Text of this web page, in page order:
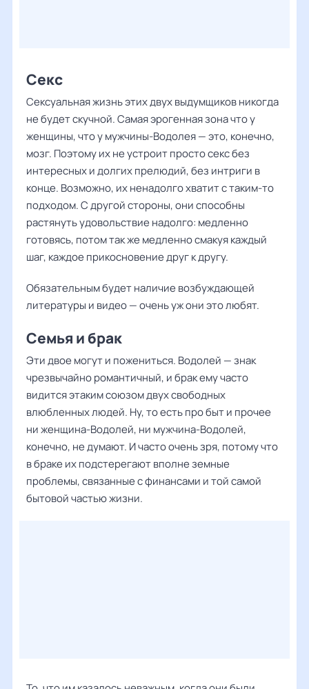
Секс
Сексуальная жизнь этих двух выдумщиков никогда
не будет скучной. Самая эрогенная зона что у
женщины, что у мужчины-Водолея — это, конечно,
мозг. Поэтому их не устроит просто секс без
интересных и долгих прелюдий, без интриги в
конце. Возможно, их ненадолго хватит с таким-то
подходом. С другой стороны, они способны
растянуть удовольствие надолго: медленно
готовясь, потом так же медленно смакуя каждый
шаг, каждое прикосновение друг к другу.
Обязательным будет наличие возбуждающей
литературы и видео — очень уж они это любят.
Семья и брак
Эти двое могут и пожениться. Водолей — знак
чрезвычайно романтичный, и брак ему часто
видится этаким союзом двух свободных
влюбленных людей. Ну, то есть про быт и прочее
ни женщина-Водолей, ни мужчина-Водолей,
конечно, не думают. И часто очень зря, потому что
в браке их подстерегают вполне земные
проблемы, связанные с финансами и той самой
бытовой частью жизни.